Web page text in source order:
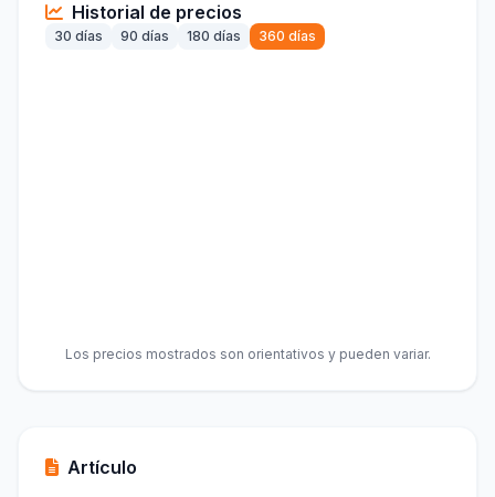
Historial de precios
30 días 90 días 180 días 360 días
Los precios mostrados son orientativos y pueden variar.
Artículo